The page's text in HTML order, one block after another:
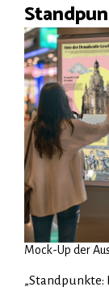
Mock-Up der